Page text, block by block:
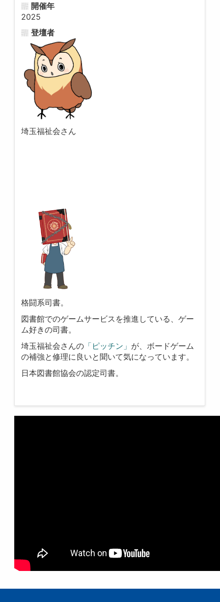
開催年
2025
登壇者
埼玉福祉会さん
格闘系司書。
図書館でのゲームサービスを推進している、ゲー
ム好きの司書。
埼玉福祉会さんの「ピッチン」 が、ボードゲーム
の補強と修理に良いと聞いて気になっています。
日本図書館協会の認定司書。